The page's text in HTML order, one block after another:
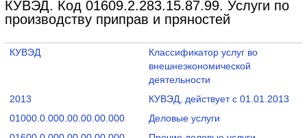
КУВЭД. Код 01609.2.283.15.87.99. Услуги по
производству приправ и пряностей
КУВЭД
Классификатор услуг во
внешнеэкономической
деятельности
2013
КУВЭД, действует с 01.01.2013
01000.0.000.00.00.00.000
Деловые услуги